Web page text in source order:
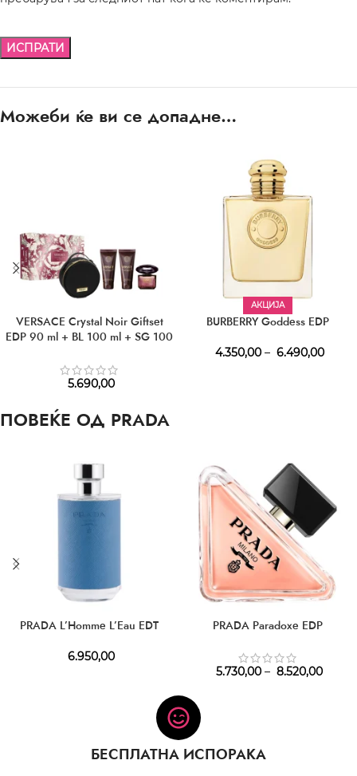
Можеби ќе ви се допадне…
VERSACE Crystal Noir Giftset
EDP 90 ml + BL 100 ml + SG 100
5.690,00
АКЦИЈА
BURBERRY Goddess EDP
4.350,00 – 6.490,00
ПОВЕЌЕ ОД PRADA
PRADA L’Homme L’Eau EDT
6.950,00
PRADA Paradoxe EDP
5.730,00 – 8.520,00
БЕСПЛАТНА ИСПОРАКА